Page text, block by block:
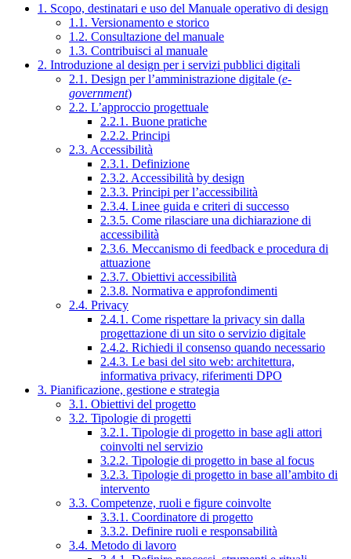
1. Scopo, destinatari e uso del Manuale operativo di design
1.1. Versionamento e storico
1.2. Consultazione del manuale
1.3. Contribuisci al manuale
2. Introduzione al design per i servizi pubblici digitali
2.1. Design per l’amministrazione digitale (e-
government)
2.2. L’approccio progettuale
2.2.1. Buone pratiche
2.2.2. Principi
2.3. Accessibilità
2.3.1. Definizione
2.3.2. Accessibilità by design
2.3.3. Principi per l’accessibilità
2.3.4. Linee guida e criteri di successo
2.3.5. Come rilasciare una dichiarazione di
accessibilità
2.3.6. Meccanismo di feedback e procedura di
attuazione
2.3.7. Obiettivi accessibilità
2.3.8. Normativa e approfondimenti
2.4. Privacy
2.4.1. Come rispettare la privacy sin dalla
progettazione di un sito o servizio digitale
2.4.2. Richiedi il consenso quando necessario
2.4.3. Le basi del sito web: architettura,
informativa privacy, riferimenti DPO
3. Pianificazione, gestione e strategia
3.1. Obiettivi del progetto
3.2. Tipologie di progetti
3.2.1. Tipologie di progetto in base agli attori
coinvolti nel servizio
3.2.2. Tipologie di progetto in base al focus
3.2.3. Tipologie di progetto in base all’ambito di
intervento
3.3. Competenze, ruoli e figure coinvolte
3.3.1. Coordinatore di progetto
3.3.2. Definire ruoli e responsabilità
3.4. Metodo di lavoro